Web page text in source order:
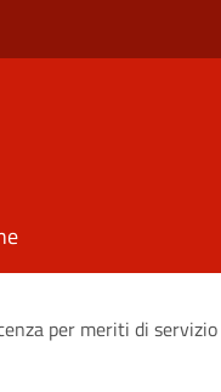
per meriti di